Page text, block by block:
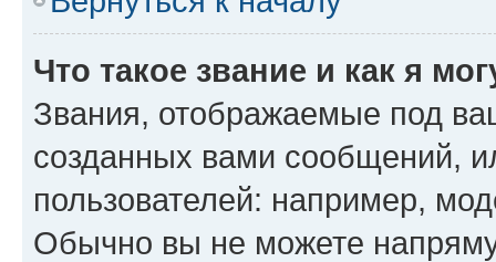
Что такое звание и как я
Звания, отображаемые под
созданных вами сообщений,
пользователей: например,
Обычно вы не можете